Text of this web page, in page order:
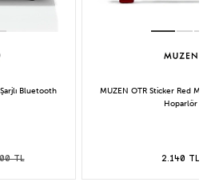
Bluetooth
TL
MUZEN OTR Sticker Red
Hoparlör
2.140 TL